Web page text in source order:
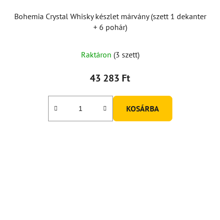
Bohemia Crystal Whisky készlet márvány (szett 1 dekanter
+ 6 pohár)
Raktáron (3 szett)
43 283 Ft
KOSÁRBA